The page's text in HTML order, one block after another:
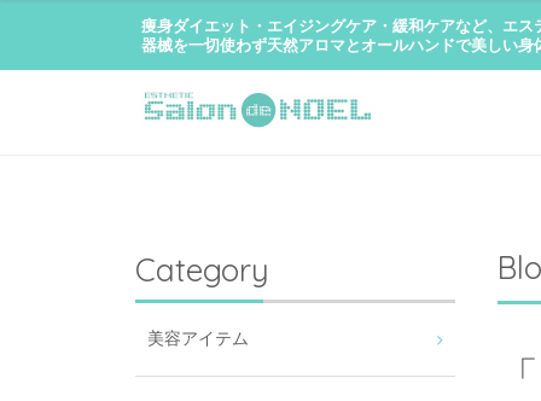
痩身ダイエット・エイジングケア・緩和ケアなど、エ
器械を一切使わず天然アロマとオールハンドで美しい身
Category
美容アイテム